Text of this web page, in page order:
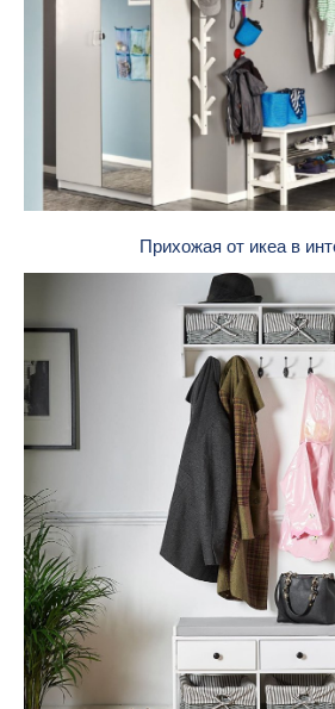
Прихожая от икеа в